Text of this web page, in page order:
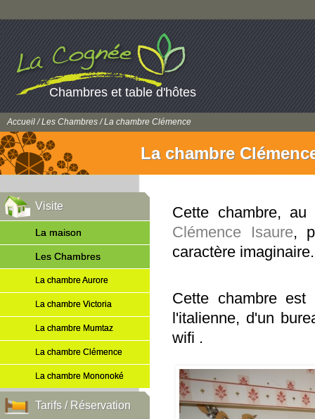
Chambres et table d'hôtes
Accueil/Les Chambres/ La chambre Clémence
La chambre
Visite
La maison
Les Chambres
La chambre Aurore
La chambre Victoria
La chambre Mumtaz
La chambre Clémence
La chambre Mononoké
Tarifs / Réservation
Cette chambre,
Clémence Isaure,
caractère imaginaire.
Cette chambre
l'italienne, d'un
wifi .